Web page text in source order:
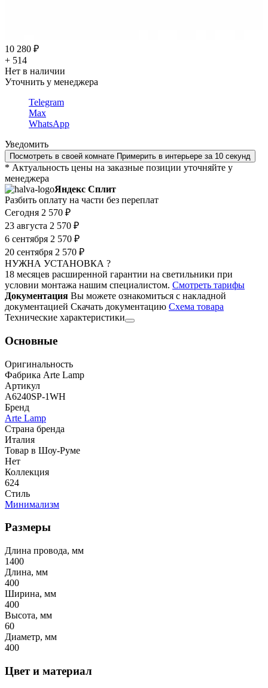
10 280 ₽
+ 514
Нет в наличии
Уточнить у менеджера
Telegram
Max
WhatsApp
Уведомить
Посмотреть в своей комнате Примерить в интерьере за 10 секунд
* Актуальность цены на заказные позиции уточняйте у
менеджера
Яндекс Сплит
Разбить оплату на части без переплат
Сегодня 2 570 ₽
23 августа 2 570 ₽
6 сентября 2 570 ₽
20 сентября 2 570 ₽
НУЖНА УСТАНОВКА ?
18 месяцев расширенной гарантии на светильники при
условии монтажа нашим специалистом. Смотреть тарифы
Документация Вы можете ознакомиться с накладной
документацией Скачать документацию Cхема товара
Технические характеристики
Основные
Оригинальность
Фабрика Arte Lamp
Артикул
A6240SP-1WH
Бренд
Arte Lamp
Страна бренда
Италия
Товар в Шоу-Руме
Нет
Коллекция
624
Стиль
Минимализм
Размеры
Длина провода, мм
1400
Длина, мм
400
Ширина, мм
400
Высота, мм
60
Диаметр, мм
400
Цвет и материал